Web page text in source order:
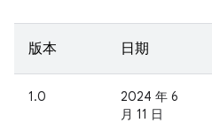
版本 日期
1.0
2024 年 6
月 11 日